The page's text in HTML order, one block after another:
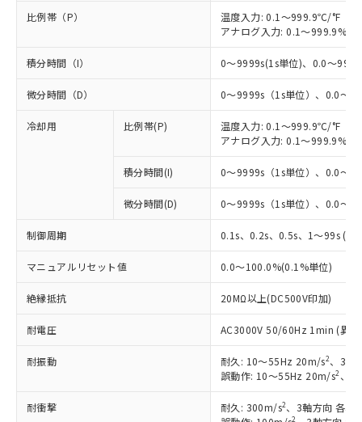
比例帯（P）
温度入力: 0.1～999.9℃/°F（
アナログ入力: 0.1～999.9%FS
積分時間（I） 0～9999s(1s単位)、0.0～
微分時間（D） 0～9999s（1s単位）、0.0～
冷却用 比例帯(P)
温度入力: 0.1～999.9℃/°F（
アナログ入力: 0.1～999.9%FS
積分時間(I) 0～9999s（1s単位）、0.0～
微分時間(D) 0～9999s（1s単位）、0.0～
制御周期 0.1s、0.2s、0.5s、1～99s (1s
マニュアルリセット値 0.0～100.0%(0.1%単位)
絶縁抵抗 20MΩ以上(DC500V印加)
耐電圧 AC3000V 50/60Hz 1min (異極
耐振動 耐久: 10～55Hz 20m/s2、3軸
誤動作: 10～55Hz 20m/s2 、3
耐衝撃 耐久: 300m/s2、3軸方向 各3回
2
ご利用条件
以下の条件をお読みいただき、同意のうえ
本サービスは、当社制御機器事業取扱
商品の当社在庫状況および標準価格
(税抜)を提供させていただくもので
対応済み：EU RoHS指令（10物質）の
非含有に対応した製品が提供可能な商品で
対応予定：EU RoHS指令（10物質）の非含
有に対応した製品に切り替える予定のある
商品です。
非含有に非対応の商品で、対応品を出す予
調査・確認中：EU RoHS指令（10物質）の
非含有の対応状況を調査中または確認中の